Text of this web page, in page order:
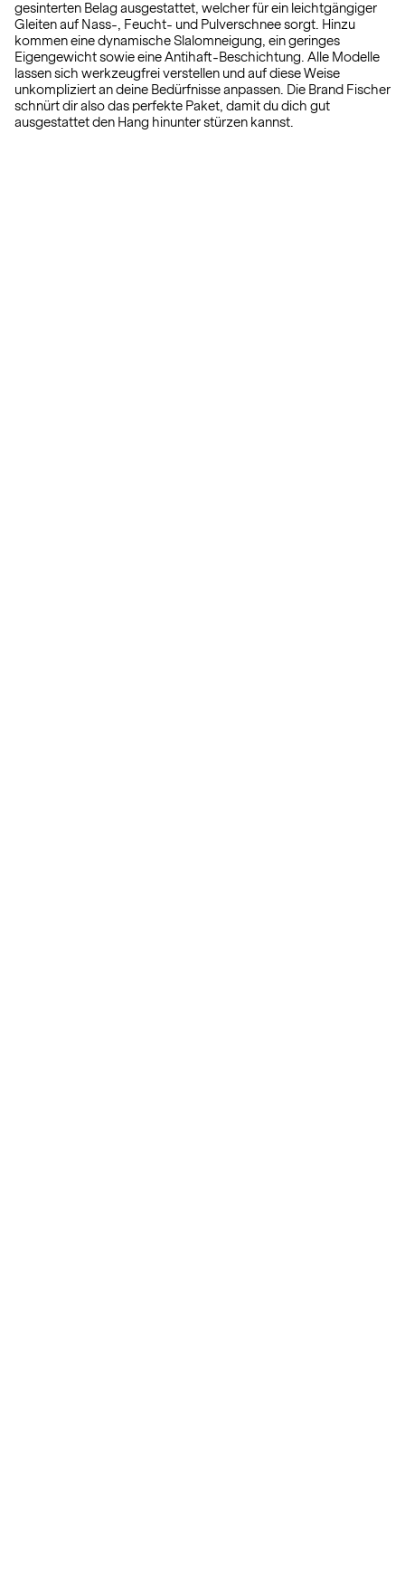
gesinterten Belag ausgestattet, welcher für ein leichtgängiger
Gleiten auf Nass-, Feucht- und Pulverschnee sorgt. Hinzu
kommen eine dynamische Slalomneigung, ein geringes
Eigengewicht sowie eine Antihaft-Beschichtung. Alle Modelle
lassen sich werkzeugfrei verstellen und auf diese Weise
unkompliziert an deine Bedürfnisse anpassen. Die Brand Fischer
schnürt dir also das perfekte Paket, damit du dich gut
ausgestattet den Hang hinunter stürzen kannst.